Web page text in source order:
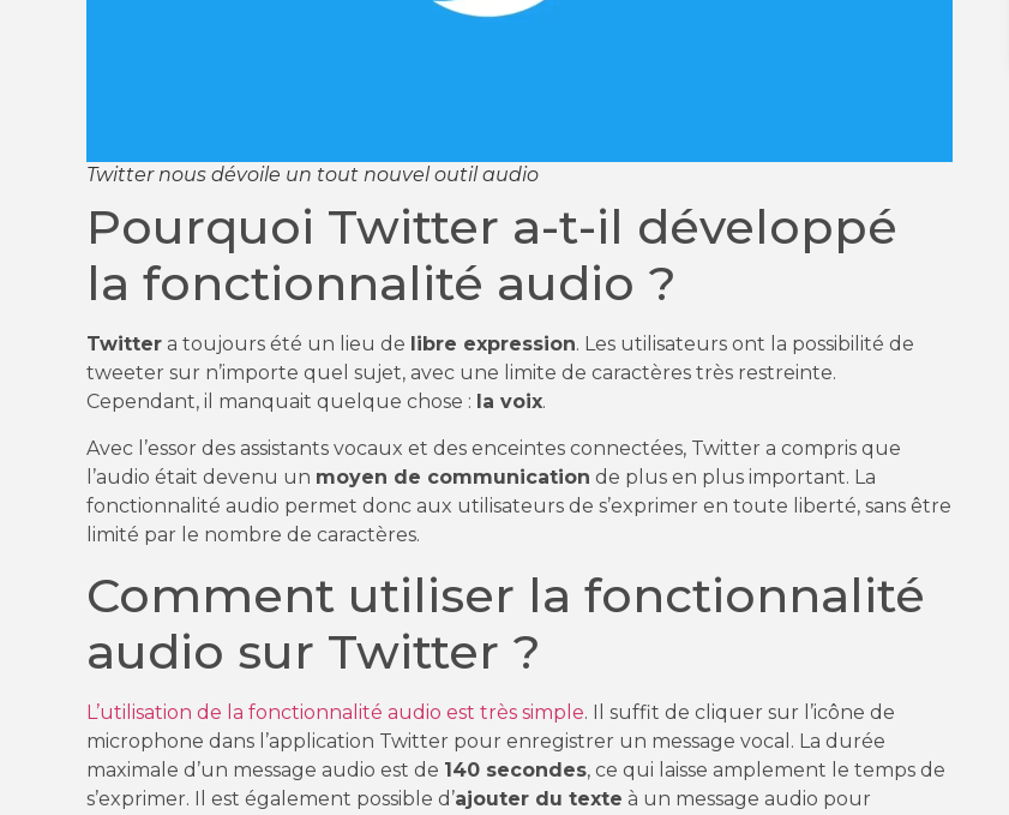
Twitter nous dévoile un tout nouvel outil audio
Pourquoi Twitter a-t-il développé
la fonctionnalité audio ?
Twitter a toujours été un lieu de libre expression. Les utilisateurs ont la possibilité de
tweeter sur n’importe quel sujet, avec une limite de caractères très restreinte.
Cependant, il manquait quelque chose : la voix.
Avec l’essor des assistants vocaux et des enceintes connectées, Twitter a compris que
l’audio était devenu un moyen de communication de plus en plus important. La
fonctionnalité audio permet donc aux utilisateurs de s’exprimer en toute liberté, sans être
limité par le nombre de caractères.
Comment utiliser la fonctionnalité
audio sur Twitter ?
L’utilisation de la fonctionnalité audio est très simple. Il suffit de cliquer sur l’icône de
microphone dans l’application Twitter pour enregistrer un message vocal. La durée
maximale d’un message audio est de 140 secondes, ce qui laisse amplement le temps de
s’exprimer. Il est également possible d’ajouter du texte à un message audio pour